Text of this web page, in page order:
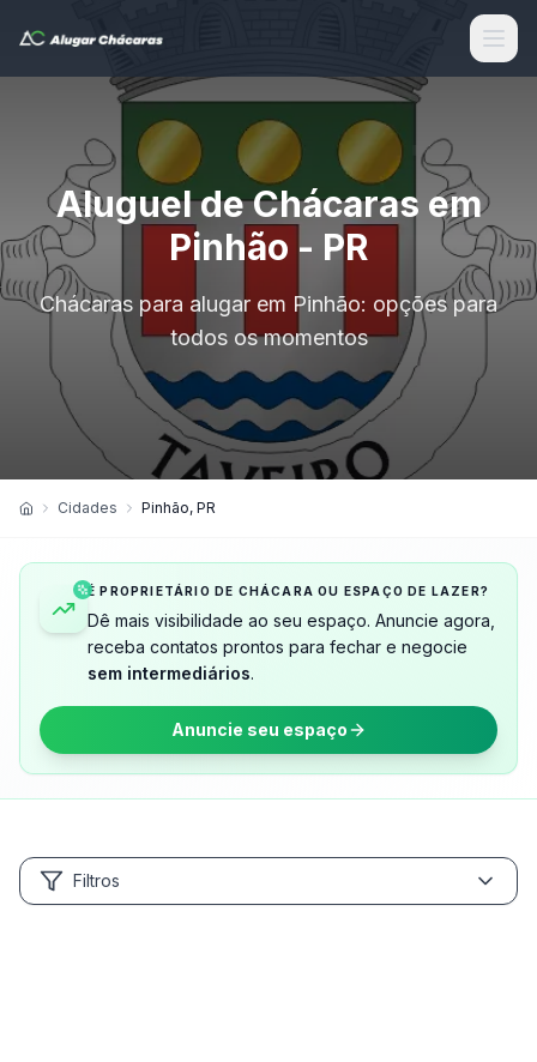
Aluguel de Chácaras em
Pinhão - PR
Chácaras para alugar em Pinhão: opções para
todos os momentos
Cidades Pinhão, PR
É PROPRIETÁRIO DE CHÁCARA OU ESPAÇO DE LAZER?
Dê mais visibilidade ao seu espaço. Anuncie agora,
receba contatos prontos para fechar e negocie
sem intermediários.
Anuncie seu espaço
Filtros